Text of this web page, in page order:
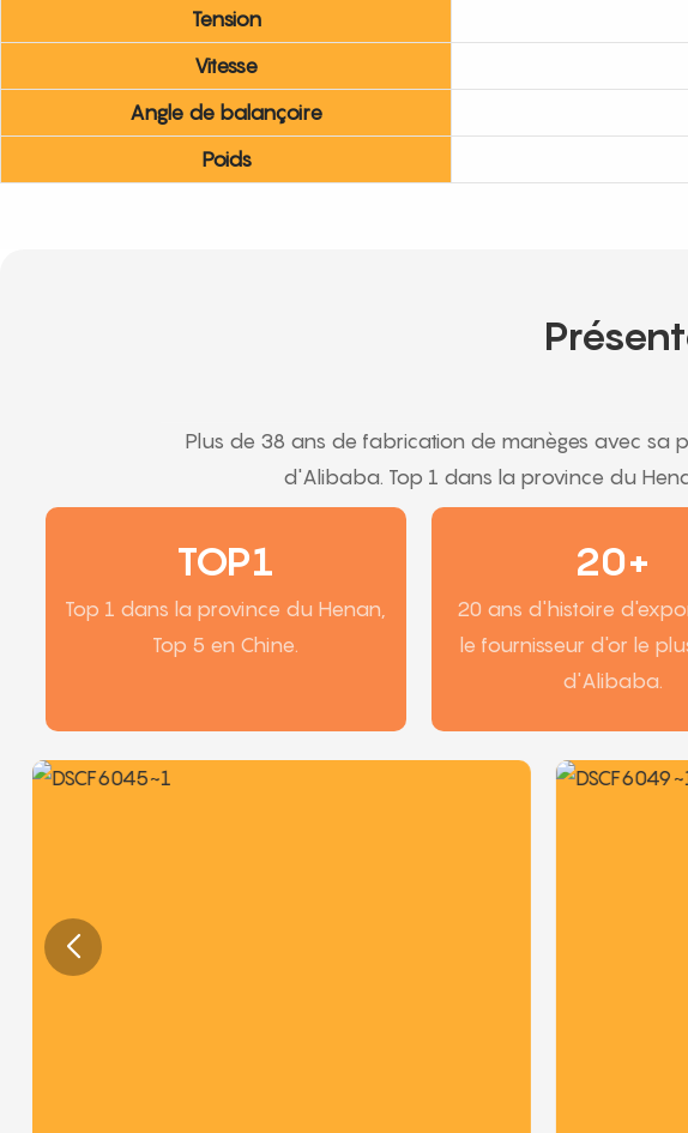
Tension
Vitesse
Angle de balançoire
Poids
Plus de 38 ans de fabrication de manèges avec sa
d'Alibaba. Top 1 dans la province du
TOP1
Top 1 dans la province du Henan,
Top 5 en Chine.
20+
20 ans d'histoire
le fournisseur d'or le
d'Alibaba.